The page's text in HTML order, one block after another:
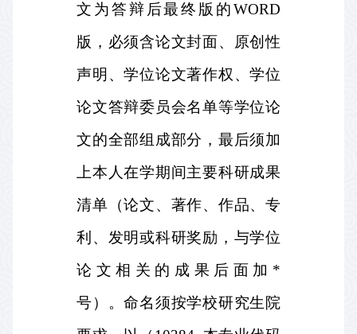
文为答辩后最终版的WORD
版，必须含论文封面、原创性
声明、学位论文著作权、学位
论文答辩委员会名单等学位论
文的全部组成部分，最后须加
上本人在学期间主要科研成果
清单（论文、著作、作品、专
利、发明或科研奖励，与学位
论文相关的成果后面加 *
号）。命名须按学校研究生院